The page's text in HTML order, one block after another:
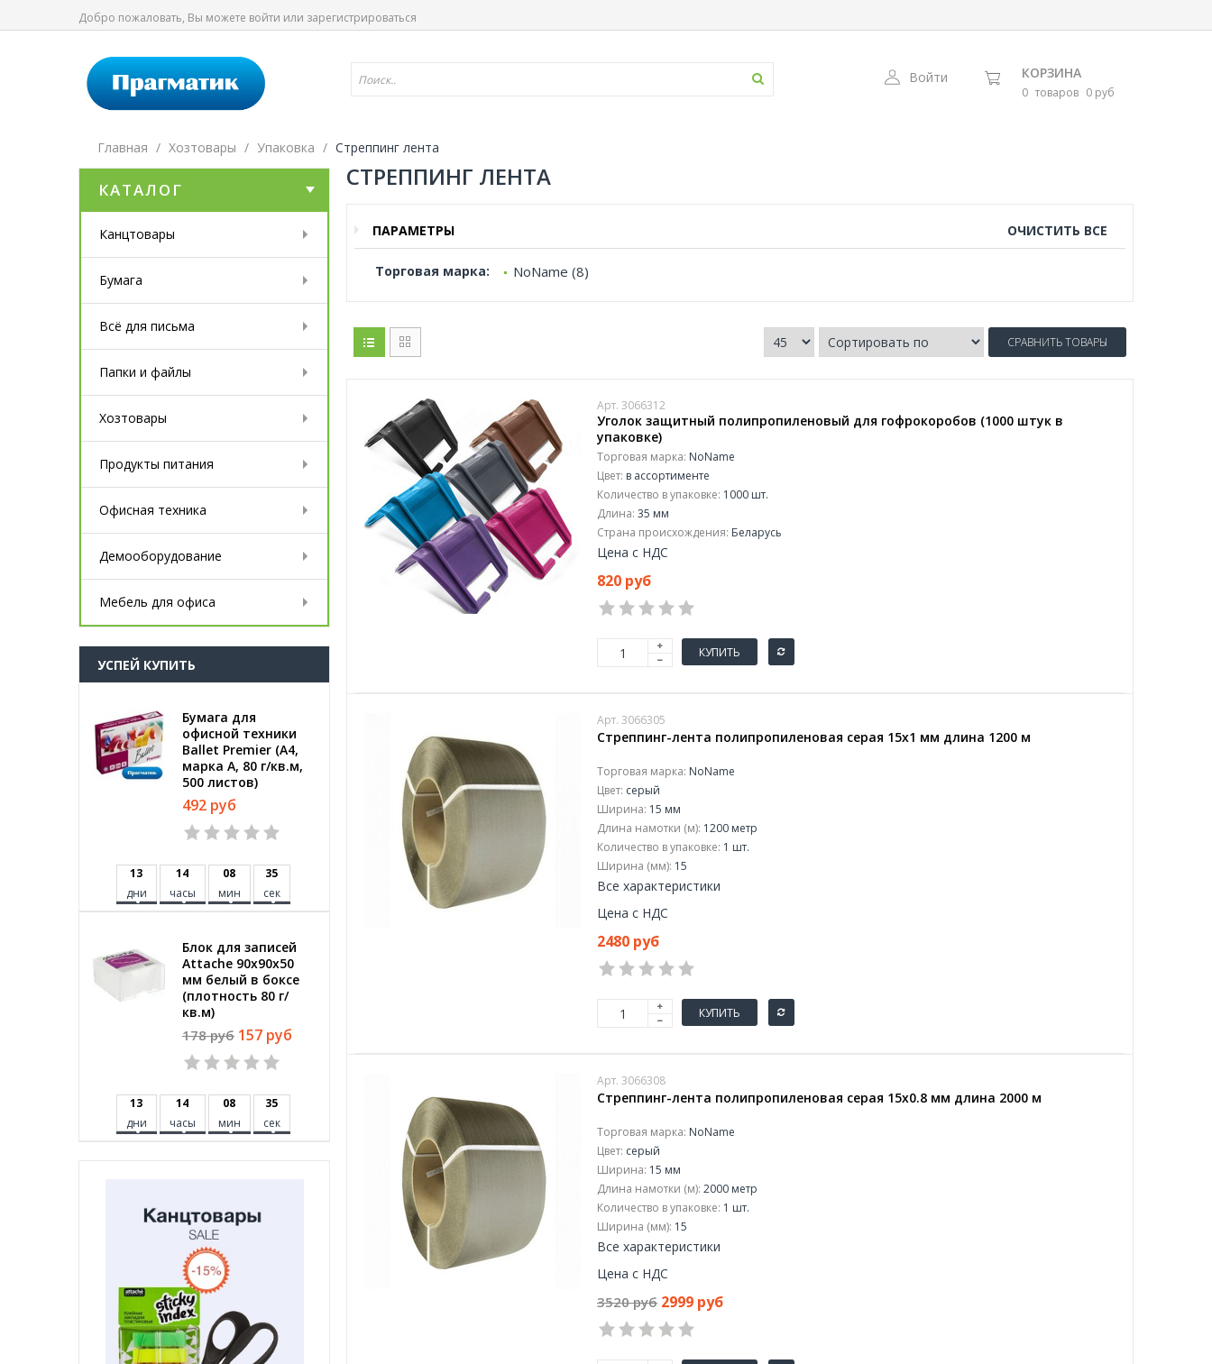
Добро пожаловать, Вы можете войти или зарегистрироваться
Войти КОРЗИНА
0 товаров 0 руб
Главная Хозтовары Упаковка Стреппинг лента
КАТАЛОГ
Канцтовары
Бумага
Всё для письма
Папки и файлы
Хозтовары
Продукты питания
Офисная техника
Демооборудование
Мебель для офиса
УСПЕЙ КУПИТЬ
Бумага для
офисной техники
Ballet Premier (А4,
марка A, 80 г/кв.м,
500 листов)
492 руб
13
дни
14
часы
08
мин
34
сек
Блок для записей
Attache 90x90x50
мм белый в боксе
(плотность 80 г/
кв.м)
178 руб 157 руб
13
дни
14
часы
08
мин
34
сек
СТРЕППИНГ ЛЕНТА
ПАРАМЕТРЫ ОЧИСТИТЬ ВСЕ
Торговая марка: NoName (8)
СРАВНИТЬ ТОВАРЫ
Арт. 3066312
Уголок защитный полипропиленовый для гофрокоробов (1000 штук в
упаковке)
Торговая марка: NoName
Цвет: в ассортименте
Количество в упаковке: 1000 шт.
Длина: 35 мм
Страна происхождения: Беларусь
Цена с НДС
820 руб
КУПИТЬ
Арт. 3066305
Стреппинг-лента полипропиленовая серая 15x1 мм длина 1200 м
Торговая марка: NoName
Цвет: серый
Ширина: 15 мм
Длина намотки (м): 1200 метр
Количество в упаковке: 1 шт.
Ширина (мм): 15
Все характеристики
Цена с НДС
2480 руб
КУПИТЬ
Арт. 3066308
Стреппинг-лента полипропиленовая серая 15x0.8 мм длина 2000 м
Торговая марка: NoName
Цвет: серый
Ширина: 15 мм
Длина намотки (м): 2000 метр
Количество в упаковке: 1 шт.
Ширина (мм): 15
Все характеристики
Цена с НДС
3520 руб 2999 руб